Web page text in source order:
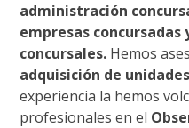
administración
empresas concursadas
concursales. Hemos
adquisición de
experiencia la hemos
profesionales en el